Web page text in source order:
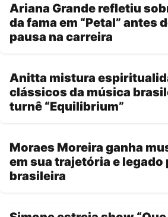
Ariana Grande refletiu
da fama em “Petal” antes
pausa na carreira
Anitta mistura
clássicos da música
turnê “Equilibrium”
Moraes Moreira ganha
em sua trajetória e legado
brasileira